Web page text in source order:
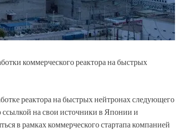
коммерческого реактора на быстрых
реактора на быстрых нейтронах следующего
ссылкой на свои источники в Японии и
в рамках коммерческого стартапа компанией